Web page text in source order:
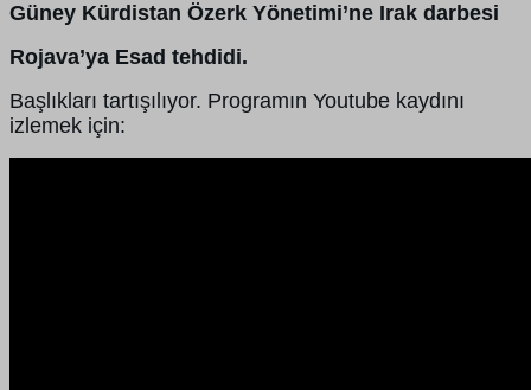
Güney Kürdistan Özerk Yönetimi’ne Irak darbesi
Rojava’ya Esad tehdidi.
Başlıkları tartışılıyor. Programın Youtube kaydını
izlemek için: